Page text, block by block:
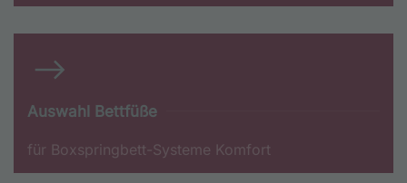
Auswahl Bettfüße
für Boxspringbett-Systeme Komfort